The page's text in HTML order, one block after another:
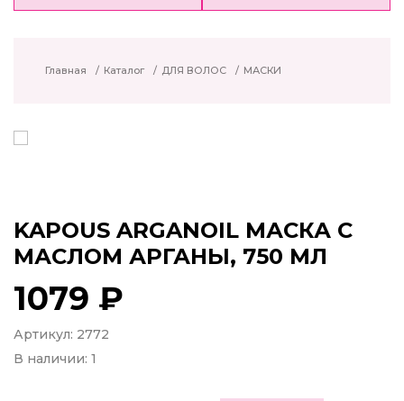
Главная / Каталог / ДЛЯ ВОЛОС / МАСКИ
KAPOUS ARGANOIL МАСКА С
МАСЛОМ АРГАНЫ, 750 МЛ
1079 ₽
Артикул: 2772
В наличии: 1